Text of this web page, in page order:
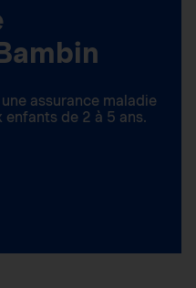
assurance maladie
de 2 à 5 ans.